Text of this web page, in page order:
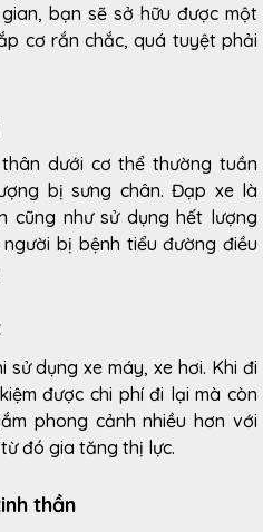
bạn sẽ sở hữu được một
cơ rắn chắc, quá tuyệt phải
dưới cơ thể thường tuần
bị sưng chân. Đạp xe là
cũng như sử dụng hết lượng
bị bệnh tiểu đường điều
dụng xe máy, xe hơi. Khi đi
được chi phí đi lại mà còn
phong cảnh nhiều hơn với
đó gia tăng thị lực.
thần